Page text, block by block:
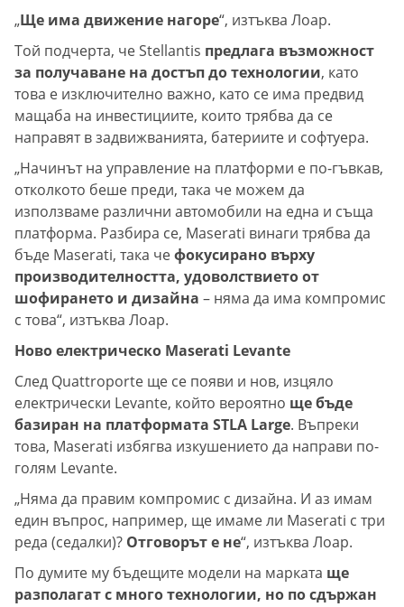
„Ще има движение нагоре“, изтъква Лоар.
Той подчерта, че Stellantis предлага възможност
за получаване на достъп до технологии, като
това е изключително важно, като се има предвид
мащаба на инвестициите, които трябва да се
направят в задвижванията, батериите и софтуера.
„Начинът на управление на платформи е по-гъвкав,
отколкото беше преди, така че можем да
използваме различни автомобили на една и съща
платформа. Разбира се, Maserati винаги трябва да
бъде Maserati, така чефокусирано върху
производителността, удоволствието от
шофирането и дизайна – няма да има компромис
с това“, изтъква Лоар.
Ново електрическо Maserati Levante
След Quattroporte ще се появи и нов, изцяло
електрически Levante, който вероятно ще бъде
базиран на платформата STLA Large. Въпреки
това, Maserati избягва изкушението да направи по-
голям Levante.
„Няма да правим компромис с дизайна. И аз имам
един въпрос, например, ще имаме ли Maserati с три
реда (седалки)? Отговорът е не“, изтъква Лоар.
По думите му бъдещите модели на марката ще
разполагат с много технологии, но по сдържан